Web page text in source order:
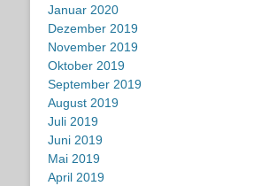
Januar 2020
Dezember 2019
November 2019
Oktober 2019
September 2019
August 2019
Juli 2019
Juni 2019
Mai 2019
April 2019